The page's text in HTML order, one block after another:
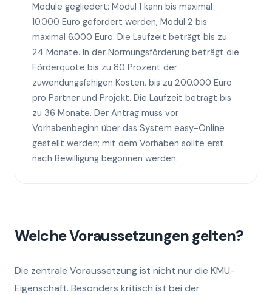
Module gegliedert: Modul 1 kann bis maximal
10.000 Euro gefördert werden, Modul 2 bis
maximal 6.000 Euro. Die Laufzeit beträgt bis zu
24 Monate. In der Normungsförderung beträgt die
Förderquote bis zu 80 Prozent der
zuwendungsfähigen Kosten, bis zu 200.000 Euro
pro Partner und Projekt. Die Laufzeit beträgt bis
zu 36 Monate. Der Antrag muss vor
Vorhabenbeginn über das System easy-Online
gestellt werden; mit dem Vorhaben sollte erst
nach Bewilligung begonnen werden.
Welche Voraussetzungen gelten?
Die zentrale Voraussetzung ist nicht nur die KMU-
Eigenschaft. Besonders kritisch ist bei der